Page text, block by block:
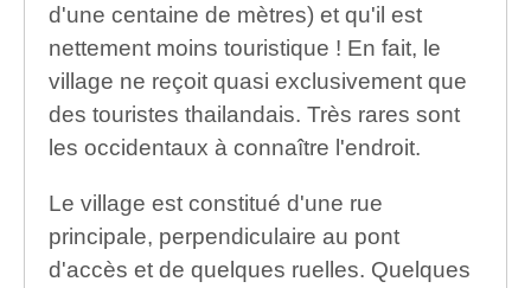
d'une centaine de mètres) et qu'il est
nettement moins touristique ! En fait, le
village ne reçoit quasi exclusivement que
des touristes thailandais. Très rares sont
les occidentaux à connaître l'endroit.
Le village est constitué d'une rue
principale, perpendiculaire au pont
d'accès et de quelques ruelles. Quelques